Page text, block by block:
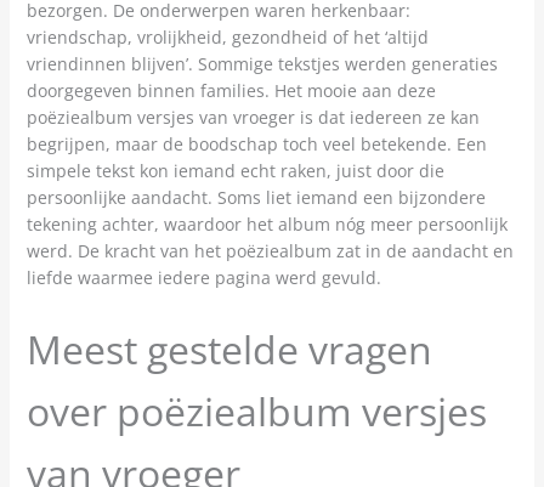
bezorgen. De onderwerpen waren herkenbaar:
vriendschap, vrolijkheid, gezondheid of het ‘altijd
vriendinnen blijven’. Sommige tekstjes werden generaties
doorgegeven binnen families. Het mooie aan deze
poëziealbum versjes van vroeger is dat iedereen ze kan
begrijpen, maar de boodschap toch veel betekende. Een
simpele tekst kon iemand echt raken, juist door die
persoonlijke aandacht. Soms liet iemand een bijzondere
tekening achter, waardoor het album nóg meer persoonlijk
werd. De kracht van het poëziealbum zat in de aandacht en
liefde waarmee iedere pagina werd gevuld.
Meest gestelde vragen
over poëziealbum versjes
van vroeger